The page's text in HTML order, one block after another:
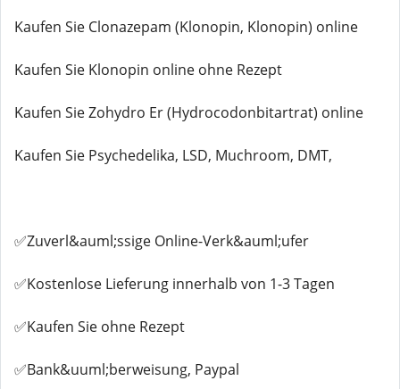
Kaufen Sie Clonazepam (Klonopin, Klonopin) online
Kaufen Sie Klonopin online ohne Rezept
Kaufen Sie Zohydro Er (Hydrocodonbitartrat) online
Kaufen Sie Psychedelika, LSD, Muchroom, DMT,
✅Zuverl&auml;ssige Online-Verk&auml;ufer
✅Kostenlose Lieferung innerhalb von 1-3 Tagen
✅Kaufen Sie ohne Rezept
✅Bank&uuml;berweisung, Paypal